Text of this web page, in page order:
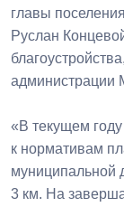
главы
Руслан
администрации
«В текущем
к нормативам
муниципальной
3 км. На